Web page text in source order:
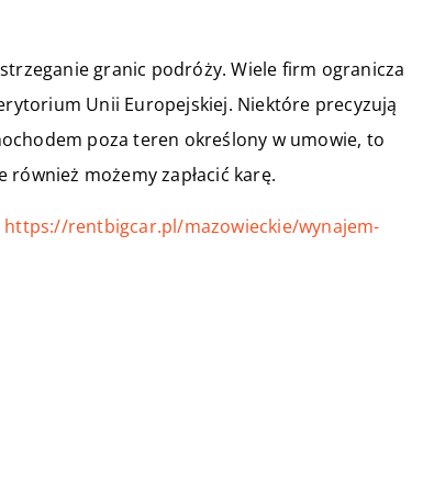
granic podróży. Wiele firm ogranicza
Unii Europejskiej. Niektóre precyzują
poza teren określony w umowie, to
możemy zapłacić karę.
https://rentbigcar.pl/mazowieckie/wynajem-